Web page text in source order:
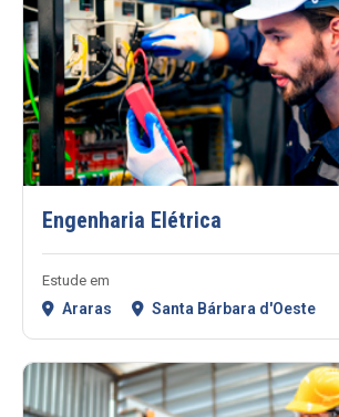
Engenharia Elétrica
Estude em
Araras Santa Bárbara d'Oeste